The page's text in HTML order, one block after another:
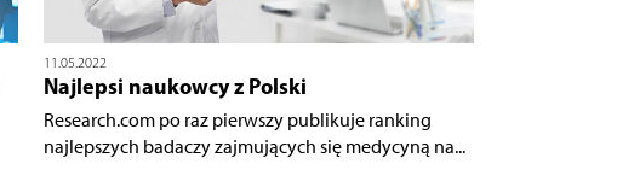
11.05.2022
Najlepsi naukowcy z Polski
Research.com po raz pierwszy publikuje ranking
najlepszych badaczy zajmujących się medycyną na...